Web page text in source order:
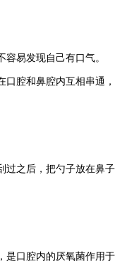
易发现自己有口气。
腔和鼻腔内互相串通，
之后，把勺子放在鼻子
口腔内的厌氧菌作用于